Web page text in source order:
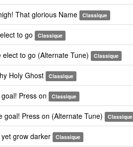
That glorious Name Classique
to go Classique
to go (Alternate Tune) Classique
Holy Ghost Classique
Press on Classique
Press on (Alternate Tune) Classique
grow darker Classique